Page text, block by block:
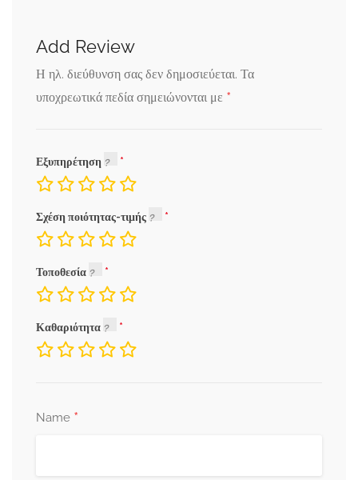
Add Review
Η ηλ. διεύθυνση σας δεν δημοσιεύεται. Τα
υποχρεωτικά πεδία σημειώνονται με *
Εξυπηρέτηση
Σχέση ποιότητας-τιμής
Τοποθεσία
Καθαριότητα
Name *